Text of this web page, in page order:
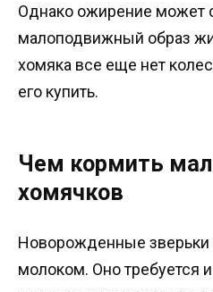
Однако ожирение может
малоподвижный образ
хомяка все еще нет
его купить.
Чем кормить
хомячков
Новорожденные
молоком. Оно требуется